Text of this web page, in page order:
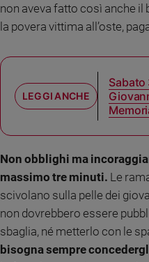
Bioetica
Podcast
Privacy
non aveva fatto così anche
la povera vittima all’oste,
Sabato
Non obblighi ma
massimo tre minuti. Le
scivolano sulla pelle dei
non dovrebbero essere
sbaglia, né metterlo con le
bisogna sempre